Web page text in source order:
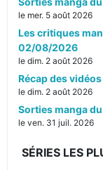
le mer. 5 août 2026
Les critiques
02/08/2026
le dim. 2 août 2026
Récap des
le dim. 2 août 2026
Sorties manga
le ven. 31 juil. 2026
SÉRIES LES